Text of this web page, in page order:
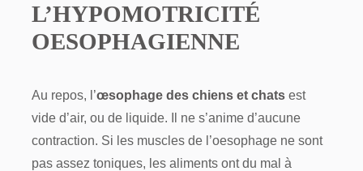
L’HYPOMOTRICITÉ
OESOPHAGIENNE
Au repos, l’œsophage des chiens et chats est
vide d’air, ou de liquide. Il ne s’anime d’aucune
contraction. Si les muscles de l’oesophage ne sont
pas assez toniques, les aliments ont du mal à